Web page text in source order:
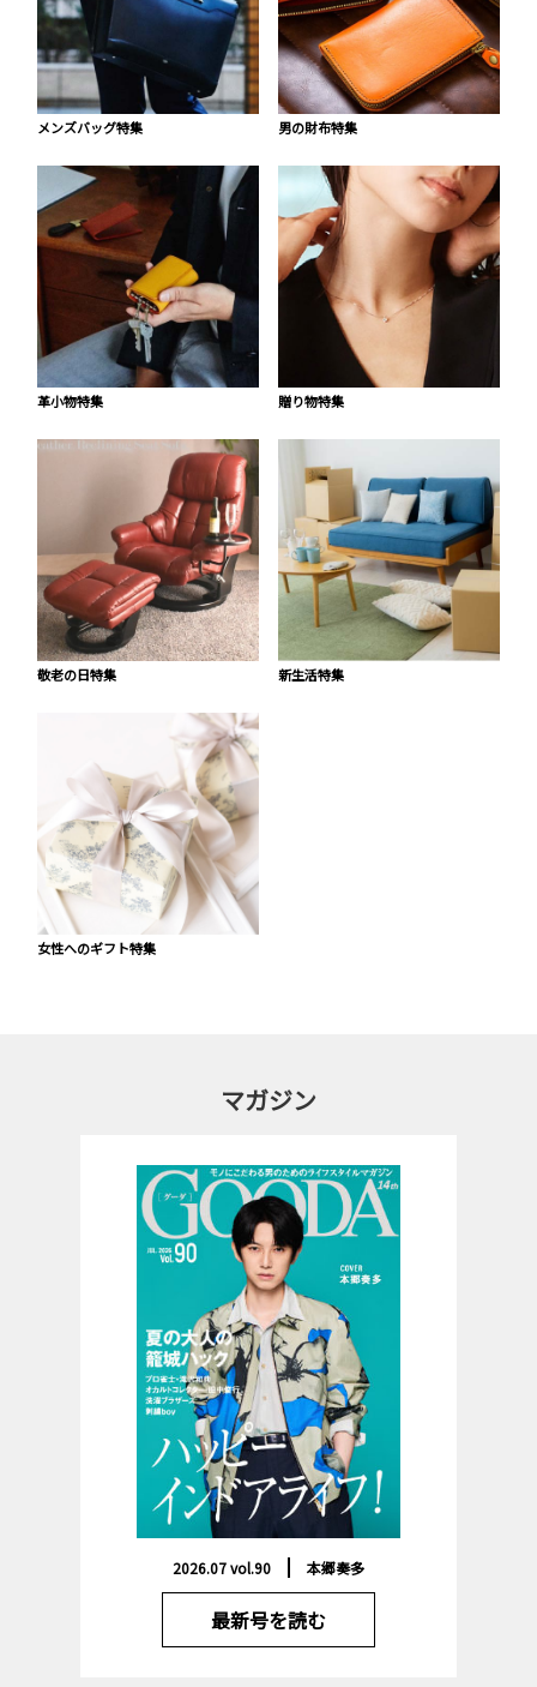
メンズバッグ特集 男の財布特集
革小物特集 贈り物特集
敬老の日特集 新生活特集
女性へのギフト特集
マガジン
2026.07 vol.90 本郷奏多
最新号を読む